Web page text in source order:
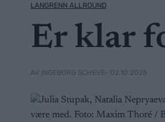
LANGRENN ALLROUND
Er klar
AV INGEBORG SCHEVE• 02.10.2025